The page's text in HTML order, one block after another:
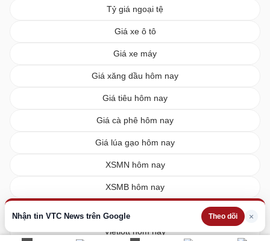
Nhận tin VTC News trên Google Theo dõi ×
Tỷ giá ngoại tệ
Giá xe ô tô
Giá xe máy
Giá xăng dầu hôm nay
Giá tiêu hôm nay
Giá cà phê hôm nay
Giá lúa gạo hôm nay
XSMN hôm nay
XSMB hôm nay
Vietlott hôm nay